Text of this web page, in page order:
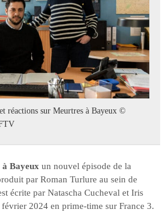
réactions sur Meurtres à Bayeux ©
Bayeux un nouvel épisode de la
par Roman Turlure au sein de
écrite par Natascha Cucheval et Iris
2024 en prime-time sur France 3.